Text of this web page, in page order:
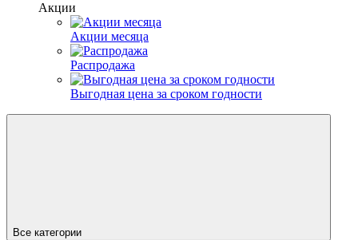
Акции
Акции месяца
Распродажа
Выгодная цена за сроком годности
Все категории